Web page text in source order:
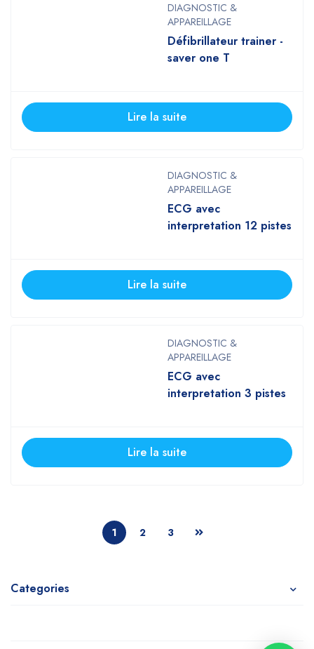
Categories
DIAGNOSTIC &
APPAREILLAGE
Défibrillateur trainer -
saver one T
Lire la suite
DIAGNOSTIC &
APPAREILLAGE
ECG avec
interpretation 12 pistes
Lire la suite
DIAGNOSTIC &
APPAREILLAGE
ECG avec
interpretation 3 pistes
Lire la suite
1 2 3